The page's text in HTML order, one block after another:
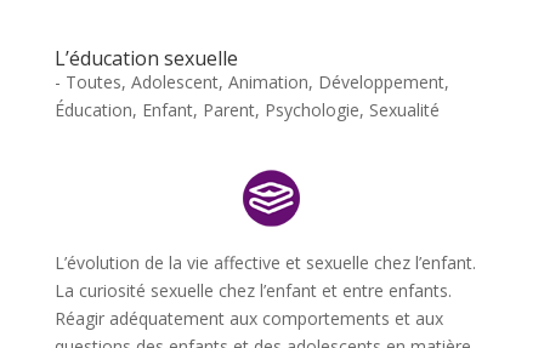
L’éducation sexuelle
- Toutes, Adolescent, Animation, Développement,
Éducation, Enfant, Parent, Psychologie, Sexualité
L’évolution de la vie affective et sexuelle chez l’enfant.
La curiosité sexuelle chez l’enfant et entre enfants.
Réagir adéquatement aux comportements et aux